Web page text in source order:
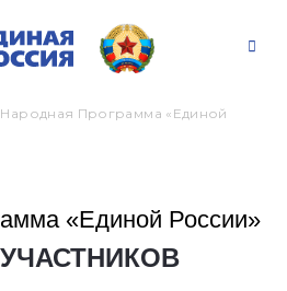
Народная Программа «Единой
«Единой России»